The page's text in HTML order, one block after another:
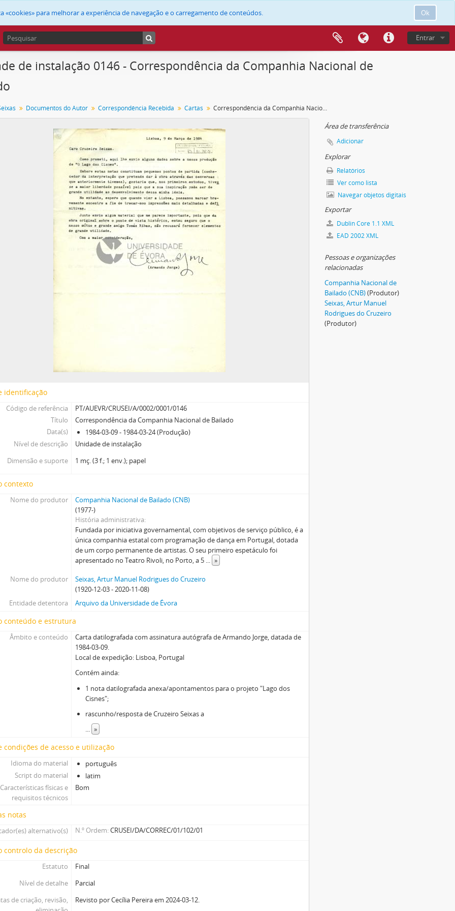
Ok
«cookies» para melhorar a experiência de navegação e o carregamento de conteúdos.
Entrar
de instalação 0146 - Correspondência da Companhia Nacional de
Documentos do Autor Correspondência Recebida Cartas Correspondência da Companhia Nacional de Bailado
identificação
Código de referência
PT/AUEVR/CRUSEI/A/0002/0001/0146
Título
Correspondência da Companhia Nacional de Bailado
Data(s)
1984-03-09 - 1984-03-24 (Produção)
Nível de descrição
Unidade de instalação
Dimensão e suporte
1 mç. (3 f.; 1 env.); papel
contexto
Nome do produtor
Companhia Nacional de Bailado (CNB)
(1977-)
História administrativa
Fundada por iniciativa governamental, com objetivos de serviço público, é a
única companhia estatal com programação de dança em Portugal, dotada
de um corpo permanente de artistas. O seu primeiro espetáculo foi
apresentado no Teatro Rivoli, no Porto, a 5 ... »
Nome do produtor
Seixas, Artur Manuel Rodrigues do Cruzeiro
(1920-12-03 - 2020-11-08)
Entidade detentora
Arquivo da Universidade de Évora
conteúdo e estrutura
Âmbito e conteúdo
Carta datilografada com assinatura autógrafa de Armando Jorge, datada de
1984-03-09.
Local de expedição: Lisboa, Portugal
Contém ainda:
1 nota datilografada anexa/apontamentos para o projeto "Lago dos
Cisnes";
rascunho/resposta de Cruzeiro Seixas a
... »
condições de acesso e utilização
Idioma do material
português
Script do material
latim
Características físicas e
requisitos técnicos
Bom
notas
alternativo(s) N.º Ordem CRUSEI/DA/CORREC/01/102/01
controlo da descrição
Estatuto
Final
Nível de detalhe
Parcial
de criação, revisão,
Revisto por Cecília Pereira em 2024-03-12.
Área de transferência
Adicionar
Explorar
Relatórios
Ver como lista
Navegar objetos digitais
Exportar
Dublin Core 1.1 XML
EAD 2002 XML
Pessoas e organizações
relacionadas
Companhia Nacional de
Bailado (CNB)(Produtor)
Seixas, Artur Manuel
Rodrigues do Cruzeiro
(Produtor)